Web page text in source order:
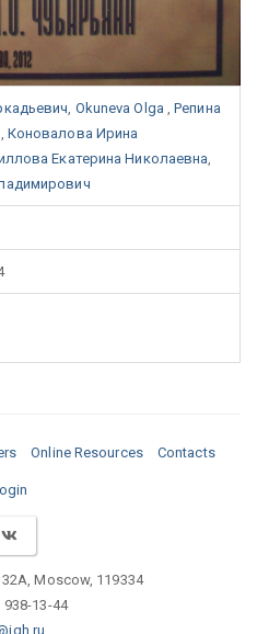
Okuneva Olga ,Репина
Коновалова Ирина
Екатерина Николаевна
Online Resources Contacts
Moscow, 119334
938-13-44